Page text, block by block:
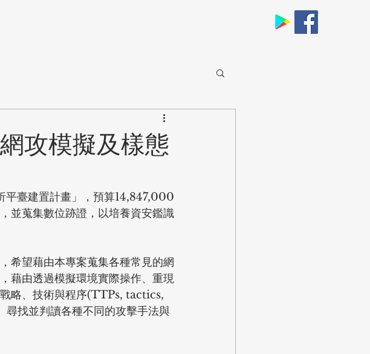
攻模擬及樣態
平臺建置計畫」，預算14,847,000
並蒐集數位跡證，以培養資安鑑識
希望藉由本專案蒐集各種常見的網
藉由透過模擬環境實際操作、重現
略、技術與程序(TTPs, tactics,
找並判讀各種不同的攻擊手法與